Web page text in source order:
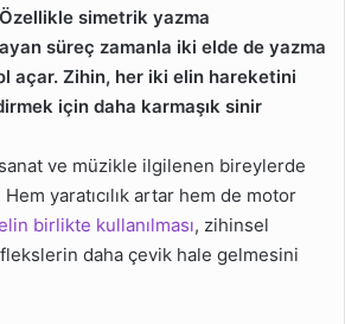
simetrik yazma
süreç zamanla iki elde de yazma
açar. Zihin, her iki elin hareketini
için daha karmaşık sinir
ve müzikle ilgilenen bireylerde
yaratıcılık artar hem de motor
birlikte kullanılması, zihinsel
daha çevik hale gelmesini